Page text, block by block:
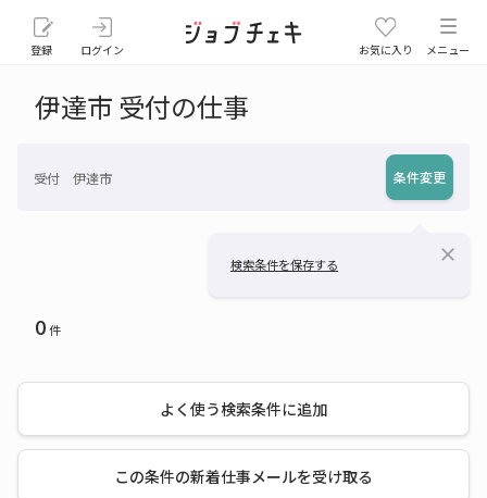
登録 ログイン お気に入り メニュー
伊達市 受付の仕事
受付 伊達市 条件変更
検索条件を保存する close
0件
よく使う検索条件に追加
この条件の新着仕事メールを受け取る